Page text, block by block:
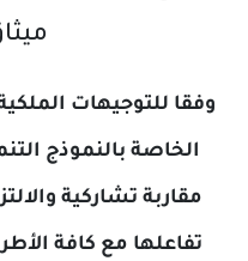
ميثاق
للتوجيهات الملكية
بالنموذج التنموي،
تشاركية والالتزام
مع كافة الأطراف